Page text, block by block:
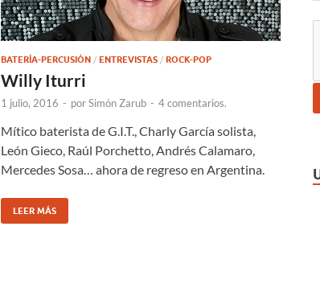
BATERÍA-PERCUSIÓN / ENTREVISTAS / ROCK-POP
Willy Iturri
1 julio, 2016 - porSimón Zarub - 4 comentarios.
Mítico baterista de G.I.T., Charly García solista,
León Gieco, Raúl Porchetto, Andrés Calamaro,
Mercedes Sosa… ahora de regreso en Argentina.
LEER MÁS